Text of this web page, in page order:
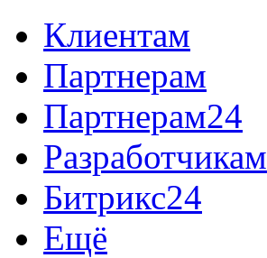
Клиентам
Партнерам
Партнерам24
Разработчикам
Битрикс24
Ещё